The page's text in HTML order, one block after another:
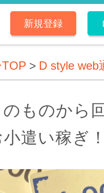
新規登録
> D style web
ものから
遣い稼ぎ